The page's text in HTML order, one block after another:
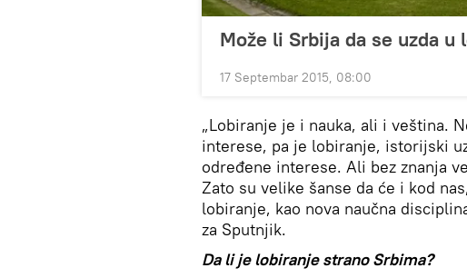
Može li Srbija da se uzda u
17 Septembar 2015, 08:00
„Lobiranje je i nauka, ali i veština.
interese, pa je lobiranje, istorijski
određene interese. Ali bez znanja
Zato su velike šanse da će i kod
lobiranje, kao nova naučna
za Sputnjik.
Da li je lobiranje strano Srbima?